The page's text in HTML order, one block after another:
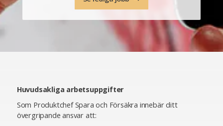
Huvudsakliga arbetsuppgifter
Som Produktchef Spara och Försäkra innebär ditt
övergripande ansvar att: